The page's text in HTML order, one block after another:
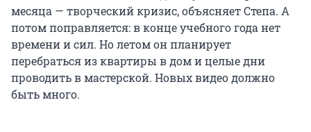
месяца — творческий кризис, объясняет Степа. А
потом поправляется: в конце учебного года нет
времени и сил. Но летом он планирует
перебраться из квартиры в дом и целые дни
проводить в мастерской. Новых видео должно
быть много.